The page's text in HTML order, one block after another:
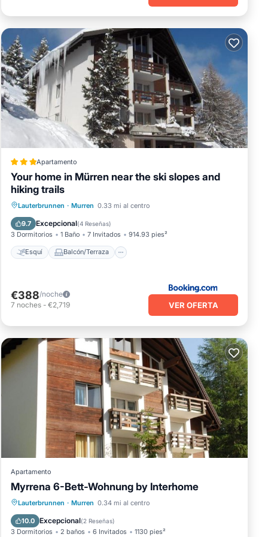
es
el
J.
Apartamento
Your home in Mürren near the ski slopes and
hiking trails
Lauterbrunnen · Murren 0.33 mi al centro
9.7 Excepcional(4 Reseñas)
3 Dormitorios 1 Baño 7 Invitados 914.93 pies²
Esquí Balcón/Terraza
Esquí Balcón/Terraza
Internet
€388/noche
7 noches - €2,719 VER OFERTA
Apartamento
Myrrena 6-Bett-Wohnung by Interhome
Lauterbrunnen · Murren 0.34 mi al centro
10.0 Excepcional(2 Reseñas)
3 Dormitorios 2 baños 6 Invitados 1130 pies²
Balcón/Terraza Cocina
Apto para niños